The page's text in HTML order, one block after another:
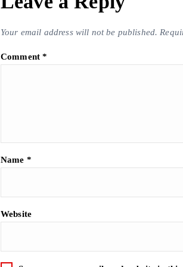
Your email address will not be published.
Comment*
Name *
Website